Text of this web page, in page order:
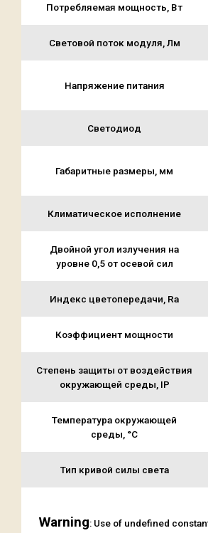
Потребляемая мощность, Вт
Световой поток модуля, Лм
Напряжение питания
Светодиод
Габаритные размеры, мм
Климатическое исполнение
Двойной угол излучения на
уровне 0,5 от осевой сил
Индекс цветопередачи, Ra
Коэффициент мощности
Степень защиты от воздействия
окружающей среды, IP
Температура окружающей
среды, °C
Тип кривой силы света
Warning: Use of undefined